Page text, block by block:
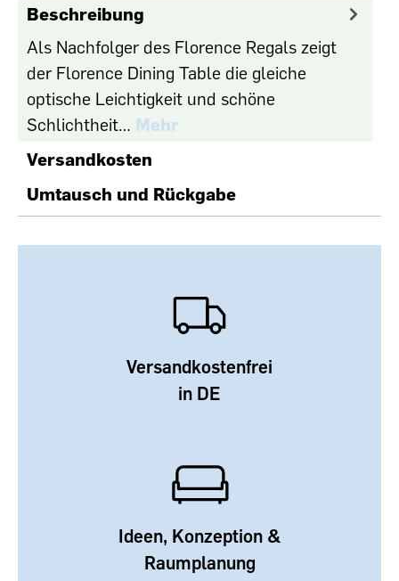
Beschreibung
Als Nachfolger des Florence Regals zeigt
der Florence Dining Table die gleiche
optische Leichtigkeit und schöne
Schlichtheit… Mehr
Versandkosten
Umtausch und Rückgabe
Versandkostenfrei
in DE
Ideen, Konzeption &
Raumplanung